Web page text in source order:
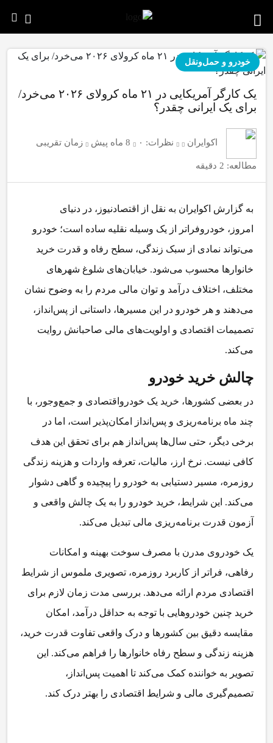
خودرو و حمل‌و‌نقل
یک کارگر آمریکایی در ۲۱ ماه کرولای ۲۰۲۶ می‌خرد/
برای یک ایرانی چقدر؟
اکوایران نظرات: ۰ 8 ماه پیش زمان تقریبی
مطالعه: 2 دقیقه
به گزارش اکوایران به نقل از اقتصادنیوز، در دنیای
امروز، خودروفراتر از یک وسیله نقلیه ساده است؛ خودرو
می‌تواند نمادی از سبک زندگی، سطح رفاه و قدرت خرید
خانوارها محسوب می‌شود. خیابان‌های شلوغ شهرهای
مختلف، اختلاف درآمد و توان مالی مردم را به وضوح نشان
می‌دهند و هر خودرو در این مسیرها، داستانی از پس‌انداز،
تصمیمات اقتصادی و اولویت‌های مالی صاحبانش روایت
می‌کند.
چالش خرید خودرو
در بعضی کشورها، خرید یک خودرواقتصادی و جمع‌وجور، با
چند ماه برنامه‌ریزی و پس‌انداز امکان‌پذیر است، اما در
برخی دیگر، حتی سال‌ها پس‌انداز هم برای تحقق این هدف
کافی نیست. نرخ ارز، مالیات، تعرفه واردات و هزینه زندگی
روزمره، مسیر دستیابی به خودرو را پیچیده و گاهی دشوار
می‌کند. این شرایط، خرید خودرو را به یک چالش واقعی و
آزمون قدرت برنامه‌ریزی مالی تبدیل می‌کند.
یک خودروی مدرن با مصرف سوخت بهینه و امکانات
رفاهی، فراتر از کاربرد روزمره، تصویری ملموس از شرایط
اقتصادی مردم ارائه می‌دهد. بررسی مدت زمان لازم برای
خرید چنین خودروهایی با توجه به حداقل درآمد، امکان
مقایسه دقیق بین کشورها و درک واقعی تفاوت قدرت خرید،
هزینه زندگی و سطح رفاه خانوارها را فراهم می‌کند. این
تصویر به خواننده کمک می‌کند تا اهمیت پس‌انداز،
تصمیم‌گیری مالی و شرایط اقتصادی را بهتر درک کند.